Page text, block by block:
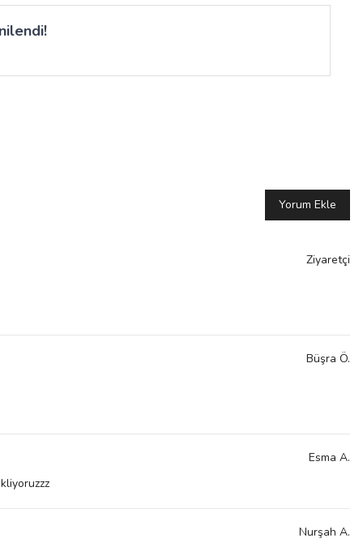
Yorum Ekle
Ziyaretçi
Büşra Ö.
Esma A.
Nurşah A.